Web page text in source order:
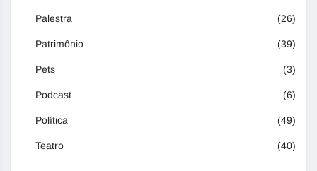
Palestra (26)
Patrimônio (39)
Pets (3)
Podcast (6)
Política (49)
Teatro (40)